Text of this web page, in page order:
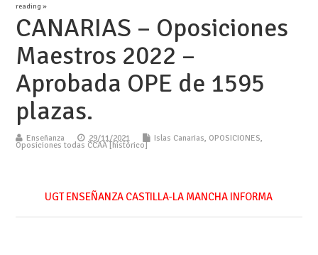
reading »
CANARIAS – Oposiciones
Maestros 2022 –
Aprobada OPE de 1595
plazas.
Enseñanza 29/11/2021 Islas Canarias, OPOSICIONES,
Oposiciones todas CCAA [histórico]
UGT ENSEÑANZA CASTILLA-LA MANCHA INFORMA